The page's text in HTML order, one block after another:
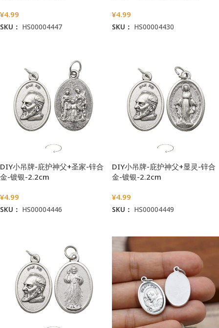
¥4.99
SKU： HS00004447
¥4.99
SKU： HS00004430
DIY小吊牌-庇护神父+圣家-锌合
金-镀银-2.2cm
¥4.99
SKU： HS00004446
DIY小吊牌-庇护神父+显灵-锌合
金-镀银-2.2cm
¥4.99
SKU： HS00004449